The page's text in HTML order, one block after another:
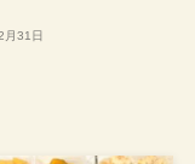
月31日